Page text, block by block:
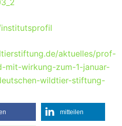
aktuelles/prof-
mit-wirkung-zum-1-januar-
wildtier-stiftung-
mitteilen